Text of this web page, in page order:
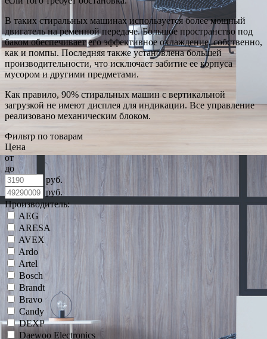
В таких стиральных машинах используется более мощный
двигатель на ременной передаче. Большое пространство под
баком обеспечивает его эффективное охлаждение, собственно,
как и помпы. Последняя также установлена большей
производительности, что исключает забитие ее корпуса
мусором и другими предметами.
Как правило, 90% стиральных машин с вертикальной
загрузкой не имеют дисплея для индикации. Все управление
реализовано механическим блоком.
Фильтр по товарам
Цена
от
до
руб.
руб.
Производитель:
AEG
ARESA
AVEX
Ardo
Artel
Bosch
Brandt
Bravo
Candy
DEXP
Daewoo Electronics